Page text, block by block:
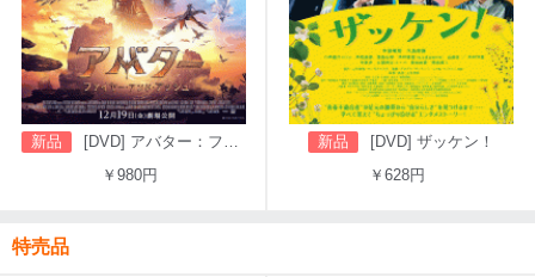
新品
[DVD] アバター：ファイヤー・アンド・アッシュ
￥980円
新品
[DVD] ザッケン！
￥628円
特売品